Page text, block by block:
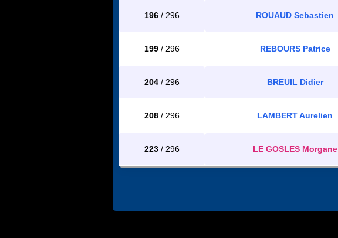
196/ 296 ROUAUD Sebastien
199/ 296 REBOURS Patrice
204/ 296 BREUIL Didier
208/ 296 LAMBERT Aurelien
223/ 296 LE GOSLES Morgane